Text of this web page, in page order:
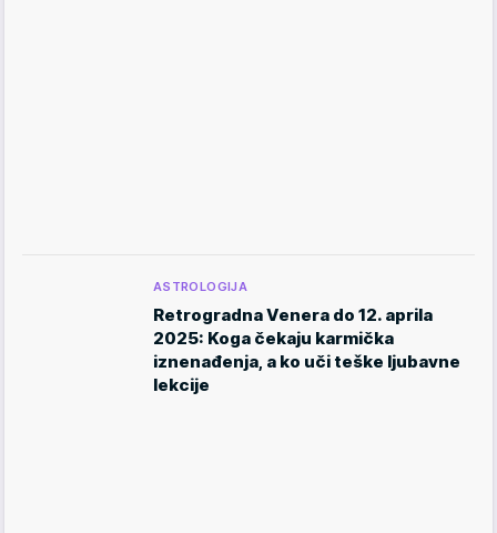
ASTROLOGIJA
Retrogradna Venera do 12. aprila
2025: Koga čekaju karmička
iznenađenja, a ko uči teške ljubavne
lekcije